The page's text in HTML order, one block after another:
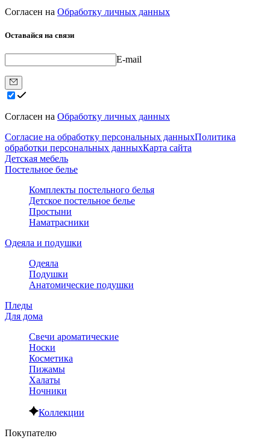
Согласен на Обработку личных данных
Оставайся на связи
E-mail
Согласен на Обработку личных данных
Согласие на обработку персональных данныхПолитика
обработки персональных данныхКарта сайта
Детская мебель
Постельное белье
Комплекты постельного белья
Детское постельное белье
Простыни
Наматрасники
Одеяла и подушки
Одеяла
Подушки
Анатомические подушки
Пледы
Для дома
Свечи ароматические
Носки
Косметика
Пижамы
Халаты
Ночники
Коллекции
Покупателю